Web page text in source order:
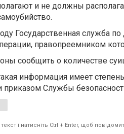
и не должны
Государственная служба
правопреемником
сообщить о количестве
информация имеет степень
приказом Службы
і натисніть Ctrl + Enter, щоб